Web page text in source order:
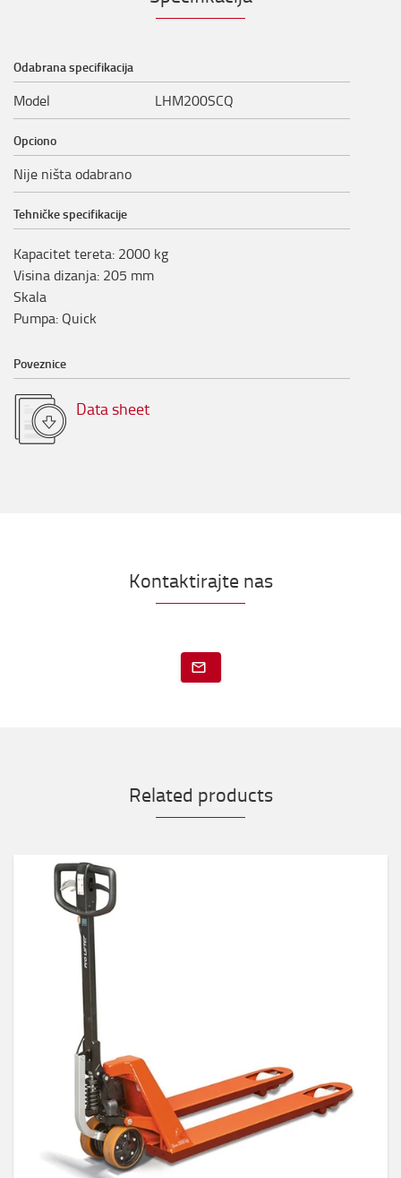
Odabrana specifikacija
Model LHM200SCQ
Opciono
Nije ništa odabrano
Tehničke specifikacije
Kapacitet tereta: 2000 kg
Visina dizanja: 205 mm
Skala
Pumpa: Quick
Poveznice
Data sheet
Kontaktirajte nas
Related products